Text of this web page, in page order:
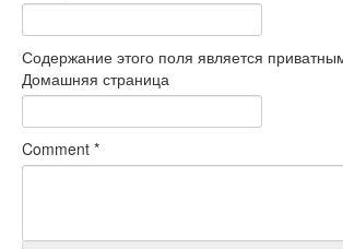
Содержание этого поля является
Домашняя страница
Comment *